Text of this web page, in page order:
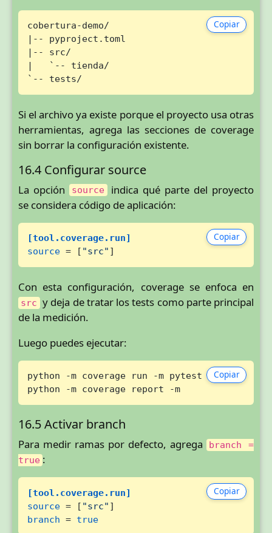
Copiar
cobertura-demo/
|-- pyproject.toml
|-- src/
|   `-- tienda/
`-- tests/
Si el archivo ya existe porque el proyecto usa otras
herramientas, agrega las secciones de coverage
sin borrar la configuración existente.
16.4 Configurar source
La opción source indica qué parte del proyecto
se considera código de aplicación:
Copiar
[tool.coverage.run]
source = [ "src" ]
Con esta configuración, coverage se enfoca en
src y deja de tratar los tests como parte principal
de la medición.
Luego puedes ejecutar:
Copiar
python -m coverage run -m pytest
python -m coverage report -m
16.5 Activar branch
Para medir ramas por defecto, agrega
branch =
true :
Copiar
[tool.coverage.run]
source = [ "src"
branch = true